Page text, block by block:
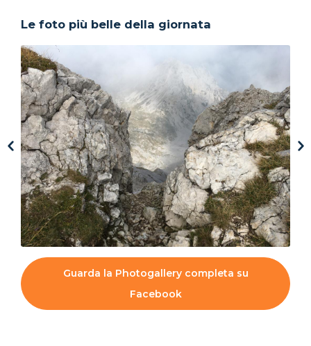
Le foto più belle della giornata
Guarda la Photogallery completa su
Facebook